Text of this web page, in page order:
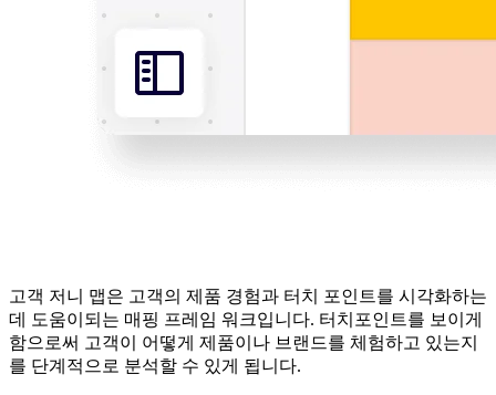
고객 저니 맵은 고객의 제품 경험과 터치 포인트를 시각화하는
데 도움이되는 매핑 프레임 워크입니다. 터치포인트를 보이게
함으로써 고객이 어떻게 제품이나 브랜드를 체험하고 있는지
를 단계적으로 분석할 수 있게 됩니다.